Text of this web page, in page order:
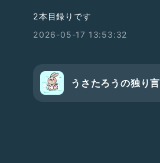
2本目録りです
2026-05-17 13:53:32
うさたろうの独り言